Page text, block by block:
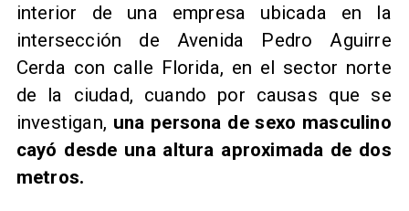
interior de una empresa ubicada en la
intersección de Avenida Pedro Aguirre
Cerda con calle Florida, en el sector norte
de la ciudad, cuando por causas que se
investigan, una persona de sexo masculino
cayó desde una altura aproximada de dos
metros.